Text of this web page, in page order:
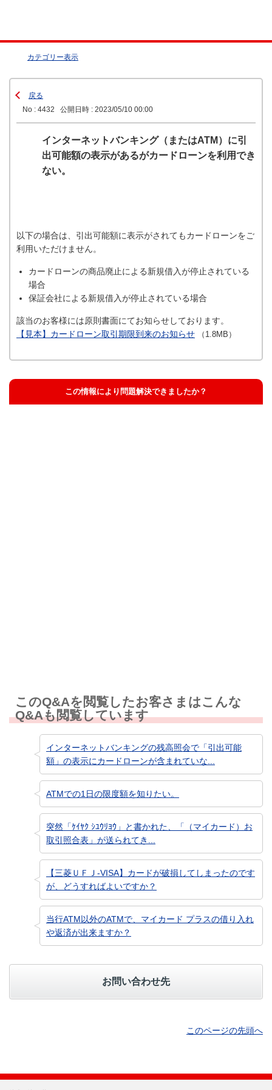
カテゴリー表示
戻る
No : 4432
公開日時 : 2023/05/10 00:00
インターネットバンキング（またはATM）に引
出可能額の表示があるがカードローンを利用でき
ない。
以下の場合は、引出可能額に表示がされてもカードローンをご
利用いただけません。
カードローンの商品廃止による新規借入が停止されている
場合
保証会社による新規借入が停止されている場合
該当のお客様には原則書面にてお知らせしております。
【見本】カードローン取引期限到来のお知らせ
（1.8MB）
この情報により問題解決できましたか？
このQ&Aを閲覧したお客さまはこんな
Q&Aも閲覧しています
インターネットバンキングの残高照会で「引出可能
額」の表示にカードローンが含まれていな...
ATMでの1日の限度額を知りたい。
突然「ｹｲﾔｸ ｼﾕｳﾘﾖｳ」と書かれた、「（マイカード）お
取引照合表」が送られてき...
【三菱ＵＦＪ-VISA】カードが破損してしまったのです
が、どうすればよいですか？
当行ATM以外のATMで、マイカード プラスの借り入れ
や返済が出来ますか？
お問い合わせ先
このページの先頭へ